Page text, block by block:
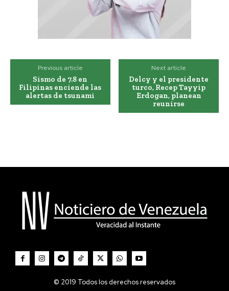
Previous article
Sismo de 7.8 en
Filipinas enciende las
alertas de tsunami
Next article
Delcy y el presidente
turco, Recep Tayyip
Erdogan, planean
reunirse
© 2019 Todos los derechos reservados